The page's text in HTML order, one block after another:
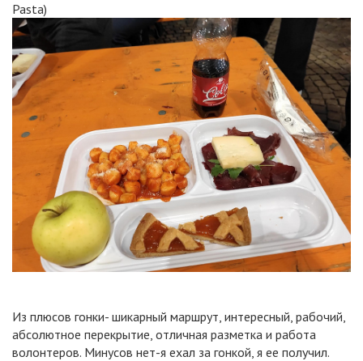
Pasta)
Из плюсов гонки- шикарный маршрут, интересный, рабочий,
абсолютное перекрытие, отличная разметка и работа
волонтеров. Минусов нет-я ехал за гонкой, я ее получил.